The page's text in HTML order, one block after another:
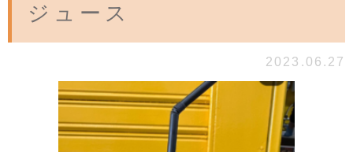
ジュース
2023.06.27